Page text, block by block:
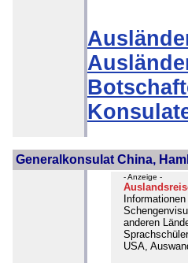
Generalkonsulat China,
- Anzeige -
anderen
USA,